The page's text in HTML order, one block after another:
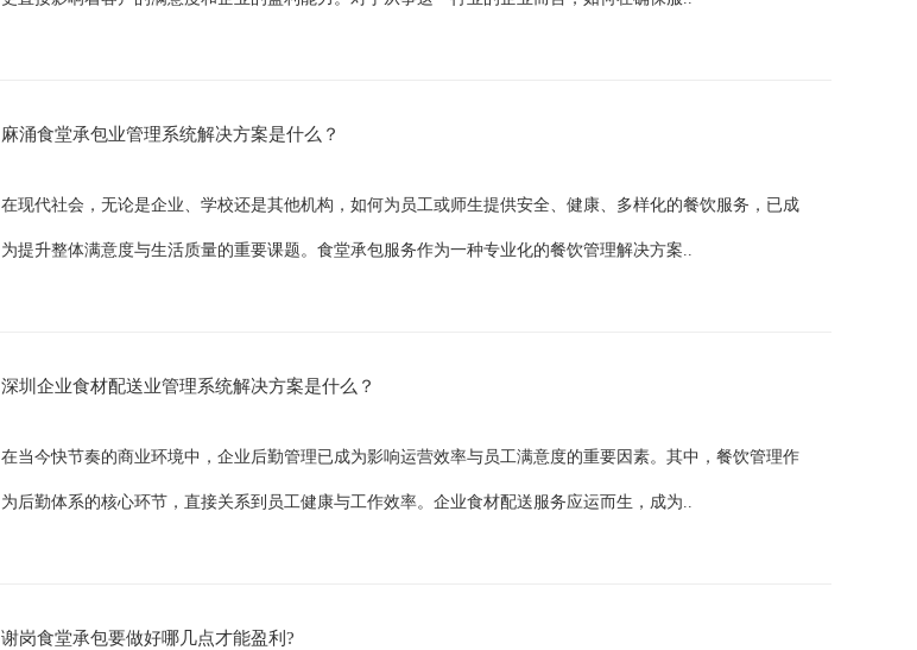
麻涌食堂承包业管理系统解决方案是什么？
在现代社会，无论是企业、学校还是其他机构，如何为员工或师生提供安全、健康、多样化的餐饮服务，已成
为提升整体满意度与生活质量的重要课题。食堂承包服务作为一种专业化的餐饮管理解决方案..
深圳企业食材配送业管理系统解决方案是什么？
在当今快节奏的商业环境中，企业后勤管理已成为影响运营效率与员工满意度的重要因素。其中，餐饮管理作
为后勤体系的核心环节，直接关系到员工健康与工作效率。企业食材配送服务应运而生，成为..
谢岗食堂承包要做好哪几点才能盈利?